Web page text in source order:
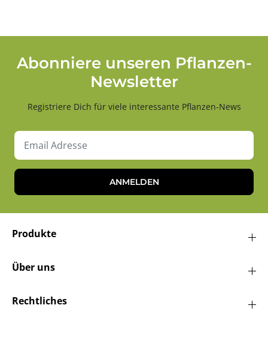
Abonniere unseren Pflanzen-
Newsletter
Registriere Dich für viele interessante Pflanzen-News
ANMELDEN
Produkte
Über uns
Rechtliches